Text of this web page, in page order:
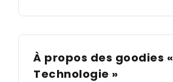
À propos des goodies «
Technologie »